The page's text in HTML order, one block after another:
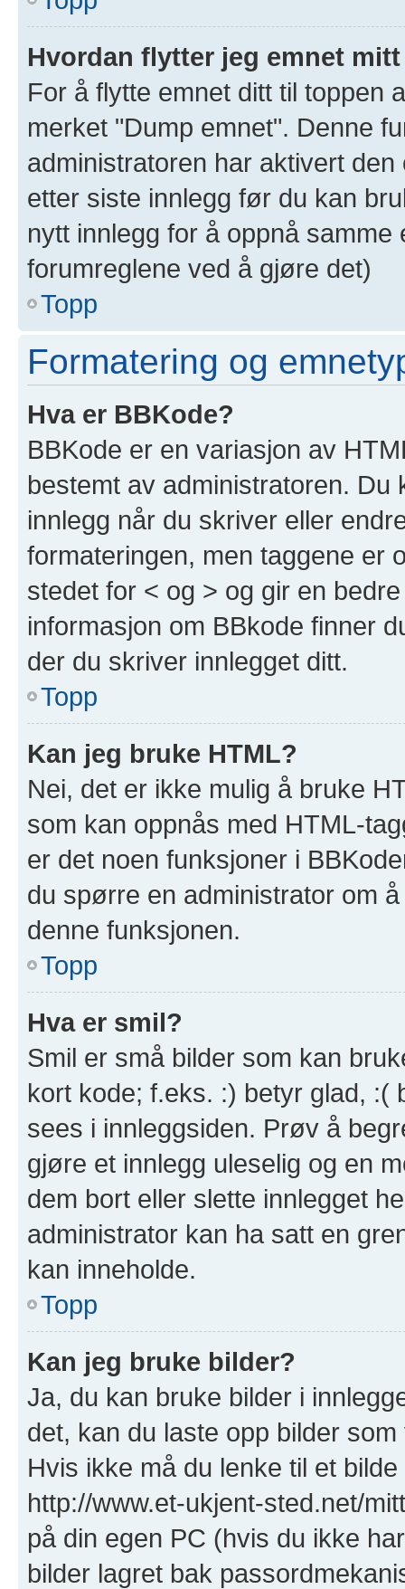
Hvordan flytter jeg emnet
For å flytte emnet ditt til toppen
merket "Dump emnet". Denne
administratoren har aktivert
etter siste innlegg før du kan
nytt innlegg for å oppnå
forumreglene ved å gjøre det)
Topp
Formatering og
Hva er BBKode?
BBKode er en variasjon av
bestemt av administratoren.
innlegg når du skriver eller
formateringen, men taggene er
stedet for < og > og gir en
informasjon om BBkode finner
der du skriver innlegget ditt.
Topp
Kan jeg bruke HTML?
Nei, det er ikke mulig å bruke
som kan oppnås med HTML-
er det noen funksjoner i
du spørre en administrator om
denne funksjonen.
Topp
Hva er smil?
Smil er små bilder som kan
kort kode; f.eks. :) betyr glad, :(
sees i innleggsiden. Prøv å
gjøre et innlegg uleselig og en
dem bort eller slette innlegget
administrator kan ha satt en
kan inneholde.
Topp
Kan jeg bruke bilder?
Ja, du kan bruke bilder i
det, kan du laste opp bilder
Hvis ikke må du lenke til et
http://www.et-ukjent-sted.net/
på din egen PC (hvis du ikke
bilder lagret bak